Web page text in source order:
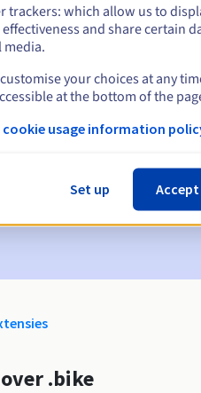
de domeinnaam te melden
.bike
trackers: which allow us to
and share certain
your choices at any
at the bottom of the
cookie usage information
Set up